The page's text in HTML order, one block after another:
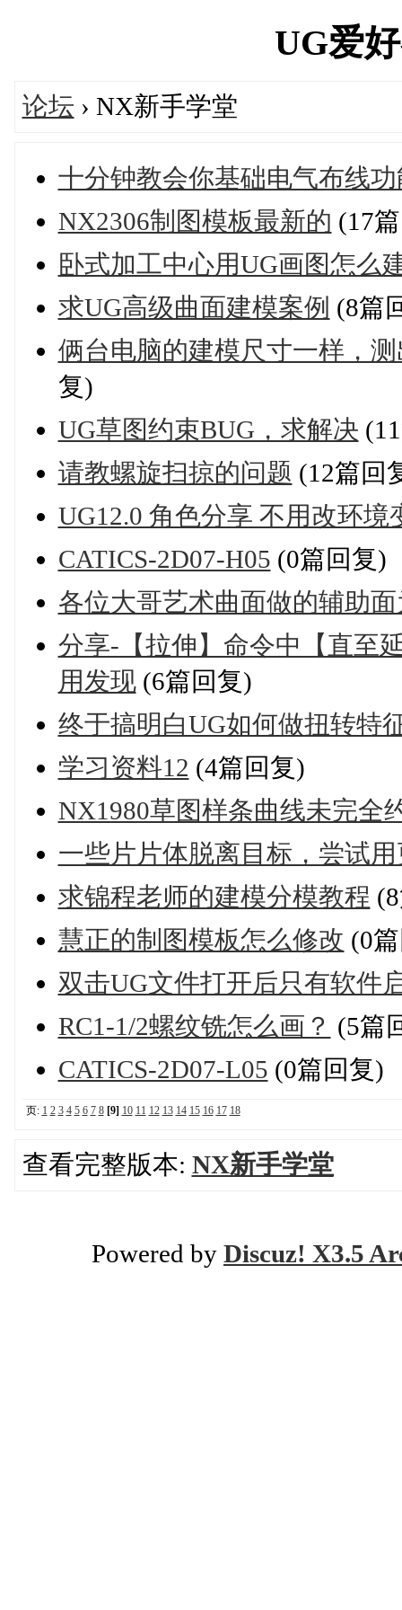
UG爱
论坛 › NX新手学堂
十分钟教会你基础电气布线
NX2306制图模板最新的 (17
卧式加工中心用UG画图怎么
求UG高级曲面建模案例 (8篇
俩台电脑的建模尺寸一样，
复)
UG草图约束BUG，求解决
请教螺旋扫掠的问题 (12篇回
UG12.0 角色分享 不用改环境
CATICS-2D07-H05 (0篇回复)
各位大哥艺术曲面做的辅助
分享-【拉伸】命令中【直至
用发现(6篇回复)
终于搞明白UG如何做扭转特
学习资料12 (4篇回复)
NX1980草图样条曲线未完全
一些片片体脱离目标，尝试
求锦程老师的建模分模教程
慧正的制图模板怎么修改 (0
双击UG文件打开后只有软件
RC1-1/2螺纹铣怎么画？ (5篇
CATICS-2D07-L05 (0篇回复)
页: 1 2 3 4 5 6 7 8 [9] 10 11 12 13 14 15 16 17 18
查看完整版本: NX新手学堂
Powered by Discuz! X3.5